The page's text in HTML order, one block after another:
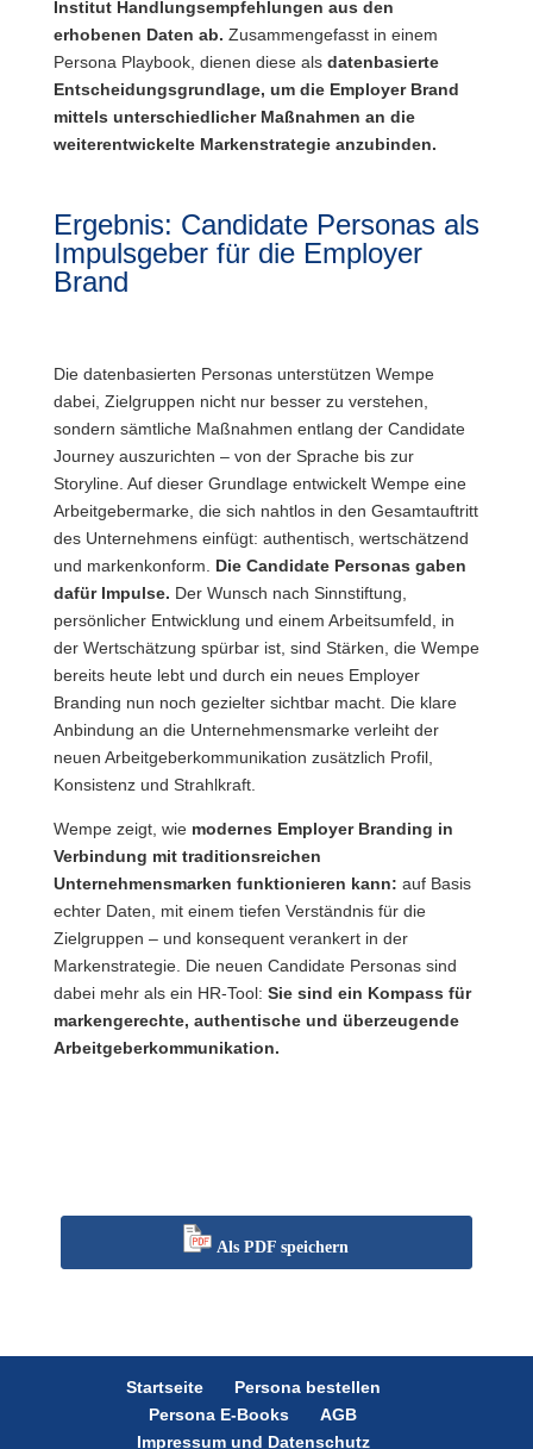
Institut Handlungsempfehlungen aus den
erhobenen Daten ab. Zusammengefasst in einem
Persona Playbook, dienen diese als datenbasierte
Entscheidungsgrundlage, um die Employer Brand
mittels unterschiedlicher Maßnahmen an die
weiterentwickelte Markenstrategie anzubinden.
Ergebnis: Candidate Personas als
Impulsgeber für die Employer
Brand
Die datenbasierten Personas unterstützen Wempe
dabei, Zielgruppen nicht nur besser zu verstehen,
sondern sämtliche Maßnahmen entlang der Candidate
Journey auszurichten – von der Sprache bis zur
Storyline. Auf dieser Grundlage entwickelt Wempe eine
Arbeitgebermarke, die sich nahtlos in den Gesamtauftritt
des Unternehmens einfügt: authentisch, wertschätzend
und markenkonform. Die Candidate Personas gaben
dafür Impulse. Der Wunsch nach Sinnstiftung,
persönlicher Entwicklung und einem Arbeitsumfeld, in
der Wertschätzung spürbar ist, sind Stärken, die Wempe
bereits heute lebt und durch ein neues Employer
Branding nun noch gezielter sichtbar macht. Die klare
Anbindung an die Unternehmensmarke verleiht der
neuen Arbeitgeberkommunikation zusätzlich Profil,
Konsistenz und Strahlkraft.
Wempe zeigt, wie modernes Employer Branding in
Verbindung mit traditionsreichen
Unternehmensmarken funktionieren kann: auf Basis
echter Daten, mit einem tiefen Verständnis für die
Zielgruppen – und konsequent verankert in der
Markenstrategie. Die neuen Candidate Personas sind
dabei mehr als ein HR-Tool: Sie sind ein Kompass für
markengerechte, authentische und überzeugende
Arbeitgeberkommunikation.
Als PDF speichern
Startseite
Persona bestellen
Persona E-Books
AGB
Impressum und Datenschutz